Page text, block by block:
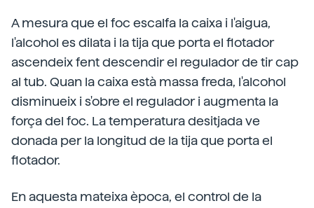
A mesura que el foc escalfa la caixa i l'aigua,
l'alcohol es dilata i la tija que porta el flotador
ascendeix fent descendir el regulador de tir cap
al tub. Quan la caixa està massa freda, l'alcohol
disminueix i s'obre el regulador i augmenta la
força del foc. La temperatura desitjada ve
donada per la longitud de la tija que porta el
flotador.
En aquesta mateixa època, el control de la